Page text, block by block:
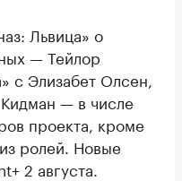
Львица» о
— Тейлор
с Элизабет Олсен,
— в числе
проекта, кроме
ролей. Новые
2 августа.